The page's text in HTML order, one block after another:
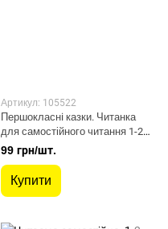
Артикул: 105522
Першокласнi казки. Читанка
для самостійного читання 1-2
кл., НУШ - Ранок (105522)
99 грн/шт.
Купити